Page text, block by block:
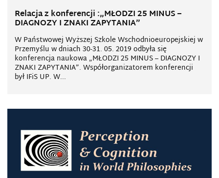
Relacja z konferencji :„MŁODZI 25 MINUS –
DIAGNOZY I ZNAKI ZAPYTANIA”
W Państwowej Wyższej Szkole Wschodnioeuropejskiej w
Przemyślu w dniach 30-31. 05. 2019 odbyła się
konferencja naukowa „MŁODZI 25 MINUS – DIAGNOZY I
ZNAKI ZAPYTANIA”. Współorganizatorem konferencji
był IFiS UP. W...